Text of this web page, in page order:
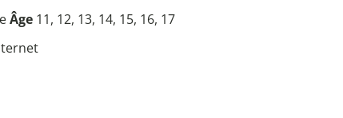
Âge 11, 12, 13, 14, 15, 16, 17